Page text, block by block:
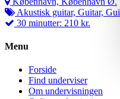
Akustisk guitar, Guitar,
30 minutter: 210 kr.
Menu
Forside
Find underviser
Om undervisningen